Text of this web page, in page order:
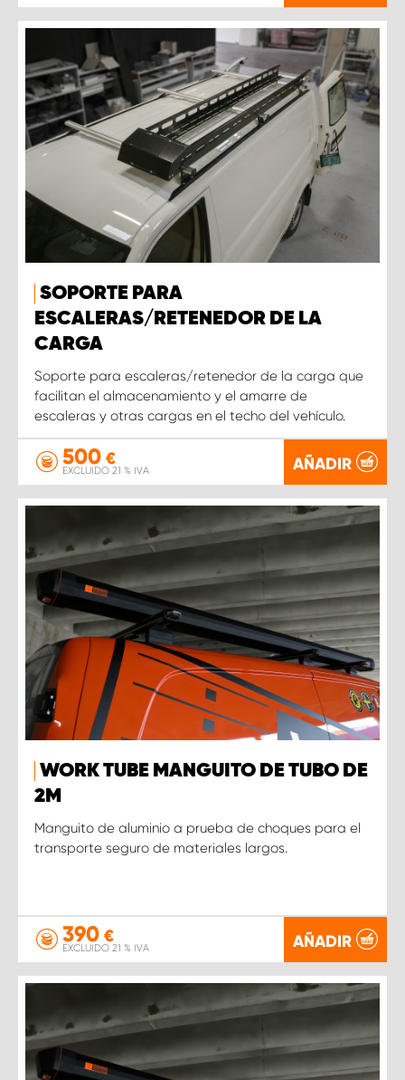
SOPORTE PARA
ESCALERAS/RETENEDOR DE LA
CARGA
Soporte para escaleras/retenedor de la carga que
facilitan el almacenamiento y el amarre de
escaleras y otras cargas en el techo del vehículo.
500 €
EXCLUIDO 21 % IVA AÑADIR
WORK TUBE MANGUITO DE TUBO DE
2M
Manguito de aluminio a prueba de choques para el
transporte seguro de materiales largos.
390 €
EXCLUIDO 21 % IVA AÑADIR